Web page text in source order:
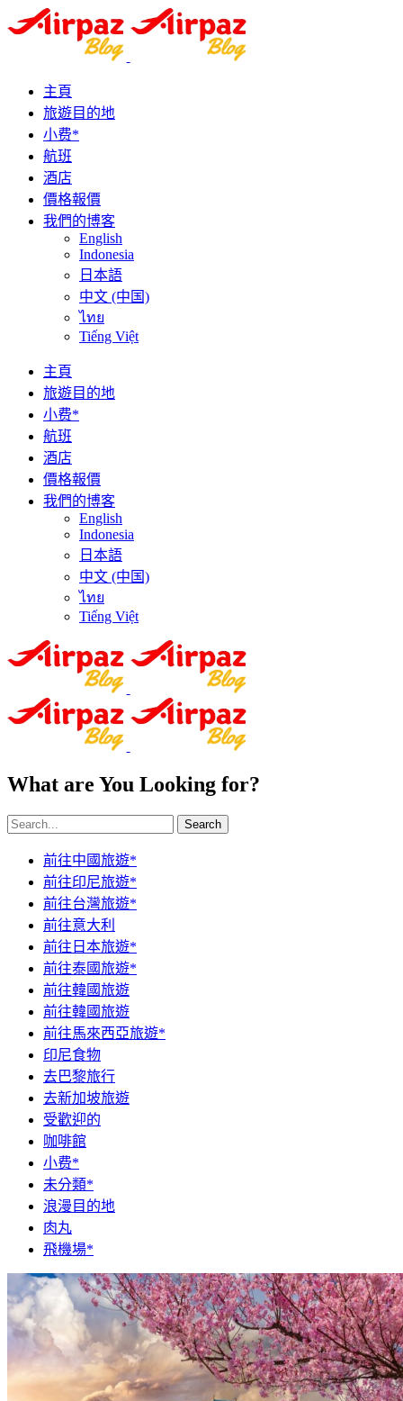
主頁
旅遊目的地
小费*
航班
酒店
價格報價
我們的博客
English
Indonesia
日本語
中文 (中国)
ไทย
Tiếng Việt
主頁
旅遊目的地
小费*
航班
酒店
價格報價
我們的博客
English
Indonesia
日本語
中文 (中国)
ไทย
Tiếng Việt
What are You Looking for?
Search
前往中國旅遊*
前往印尼旅遊*
前往台灣旅遊*
前往意大利
前往日本旅遊*
前往泰國旅遊*
前往韓國旅遊
前往韓國旅遊
前往馬來西亞旅遊*
印尼食物
去巴黎旅行
去新加坡旅遊
受歡迎的
咖啡館
小费*
未分類*
浪漫目的地
肉丸
飛機場*